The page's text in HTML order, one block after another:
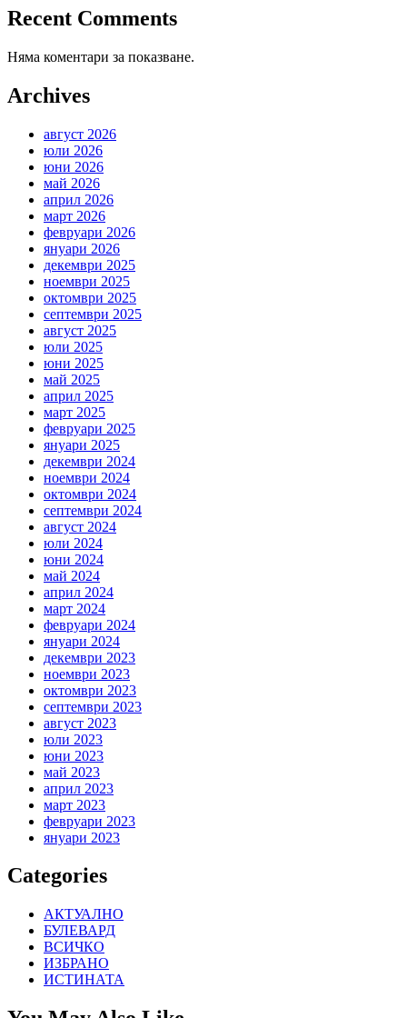
Recent Comments
Няма коментари за показване.
Archives
август 2026
юли 2026
юни 2026
май 2026
април 2026
март 2026
февруари 2026
януари 2026
декември 2025
ноември 2025
октомври 2025
септември 2025
август 2025
юли 2025
юни 2025
май 2025
април 2025
март 2025
февруари 2025
януари 2025
декември 2024
ноември 2024
октомври 2024
септември 2024
август 2024
юли 2024
юни 2024
май 2024
април 2024
март 2024
февруари 2024
януари 2024
декември 2023
ноември 2023
октомври 2023
септември 2023
август 2023
юли 2023
юни 2023
май 2023
април 2023
март 2023
февруари 2023
януари 2023
Categories
АКТУАЛНО
БУЛЕВАРД
ВСИЧКО
ИЗБРАНО
ИСТИНАТА